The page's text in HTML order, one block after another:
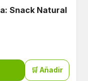
Snack Natural
🛒 Añadir